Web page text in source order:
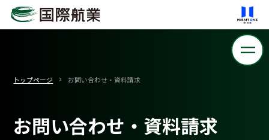
トップページ お問い合わせ・資料請求
お問い合わせ・資料請求